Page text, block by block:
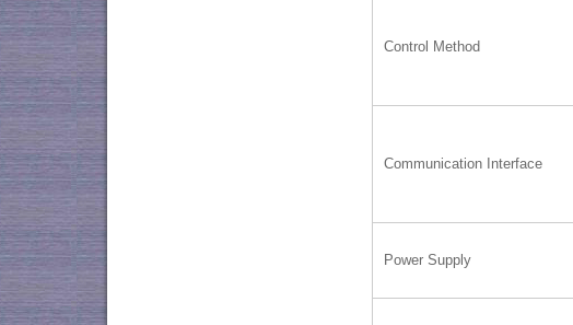
Control Method
Communication Interface
Power Supply